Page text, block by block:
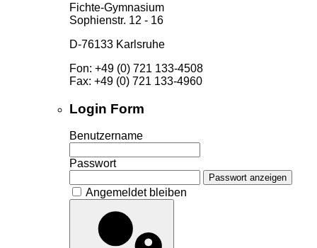
Fichte-Gymnasium
Sophienstr. 12 - 16
D-76133 Karlsruhe
Fon: +49 (0) 721 133-4508
Fax: +49 (0) 721 133-4960
Login Form
Benutzername
Passwort
Passwort anzeigen
Angemeldet bleiben